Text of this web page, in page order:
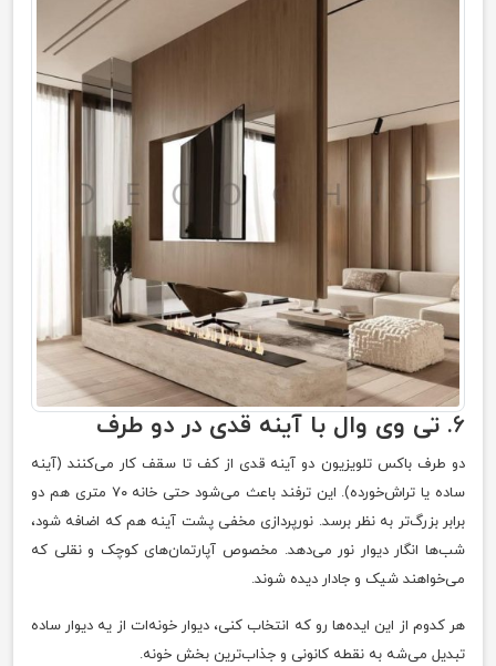
۶. تی وی وال با آینه قدی در دو طرف
دو طرف باکس تلویزیون دو آینه قدی از کف تا سقف کار می‌کنند (آینه
ساده یا تراش‌خورده). این ترفند باعث می‌شود حتی خانه ۷۰ متری هم دو
برابر بزرگ‌تر به نظر برسد. نورپردازی مخفی پشت آینه هم که اضافه شود،
شب‌ها انگار دیوار نور می‌دهد. مخصوص آپارتمان‌های کوچک و نقلی که
می‌خواهند شیک و جادار دیده شوند.
هر کدوم از این ایده‌ها رو که انتخاب کنی، دیوار خونه‌ات از یه دیوار ساده
تبدیل می‌شه به نقطه کانونی و جذاب‌ترین بخش خونه.